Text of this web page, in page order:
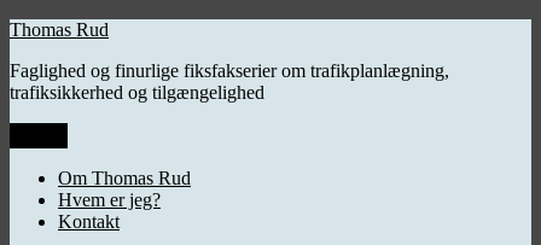
Videre
indhold
Thomas Rud
Faglighed og finurlige fiksfakserier om trafikplanlægning,
trafiksikkerhed og tilgængelighed
Om Thomas Rud
Hvem er jeg?
Kontakt